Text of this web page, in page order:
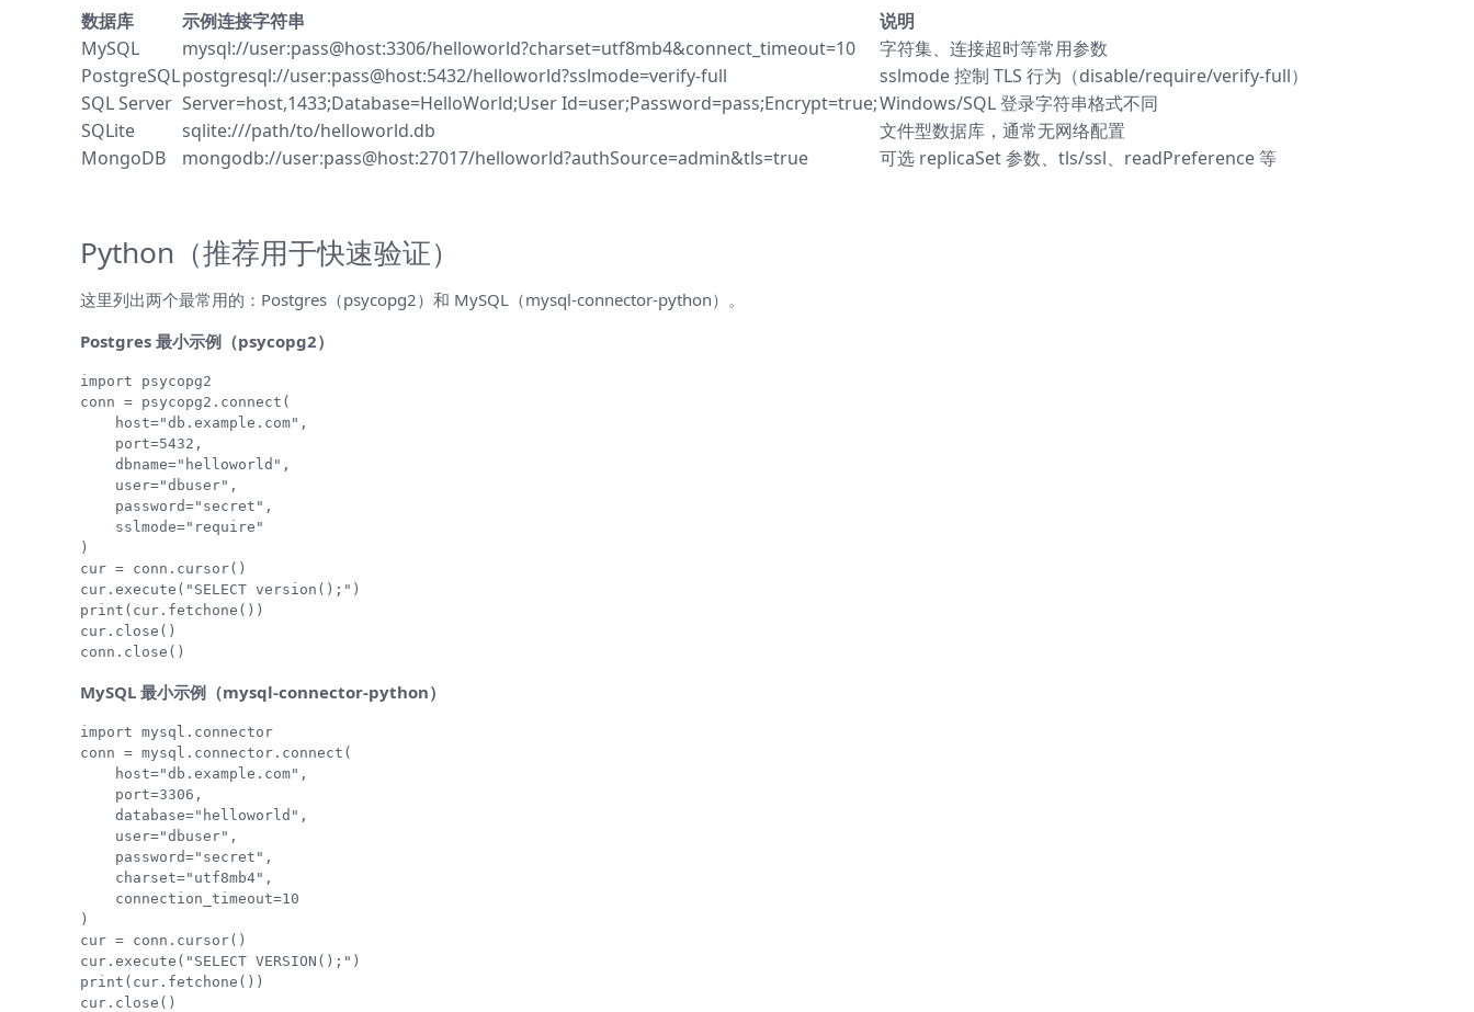
数据库 示例连接字符串
说明
MySQL
mysql://user:pass@host:3306/helloworld?charset=utf8mb4&connect_timeout=10
字符集、连接超时等常用参数
PostgreSQLpostgresql://user:pass@host:5432/helloworld?sslmode=verify-full
sslmode 控制 TLS 行为（disable/require/verify-full）
SQL Server Server=host,1433;Database=HelloWorld;User Id=user;Password=pass;Encrypt=true;Windows/SQL 登录字符串格式不同
SQLite
sqlite:///path/to/helloworld.db
文件型数据库，通常无网络配置
MongoDB
mongodb://user:pass@host:27017/helloworld?authSource=admin&tls=true 可选 replicaSet 参数、tls/ssl、readPreference 等
Python（推荐用于快速验证）
这里列出两个最常用的：Postgres（psycopg2）和 MySQL（mysql-connector-python）。
Postgres 最小示例（psycopg2）
import psycopg2
conn = psycopg2.connect(
    host="db.example.com",
    port=5432,
    dbname="helloworld",
    user="dbuser",
    password="secret",
    sslmode="require"
)
cur = conn.cursor()
cur.execute("SELECT version();")
print(cur.fetchone())
cur.close()
conn.close()
MySQL 最小示例（mysql-connector-python）
import mysql.connector
conn = mysql.connector.connect(
    host="db.example.com",
    port=3306,
    database="helloworld",
    user="dbuser",
    password="secret",
    charset="utf8mb4",
    connection_timeout=10
)
cur = conn.cursor()
cur.execute("SELECT VERSION();")
print(cur.fetchone())
cur.close()